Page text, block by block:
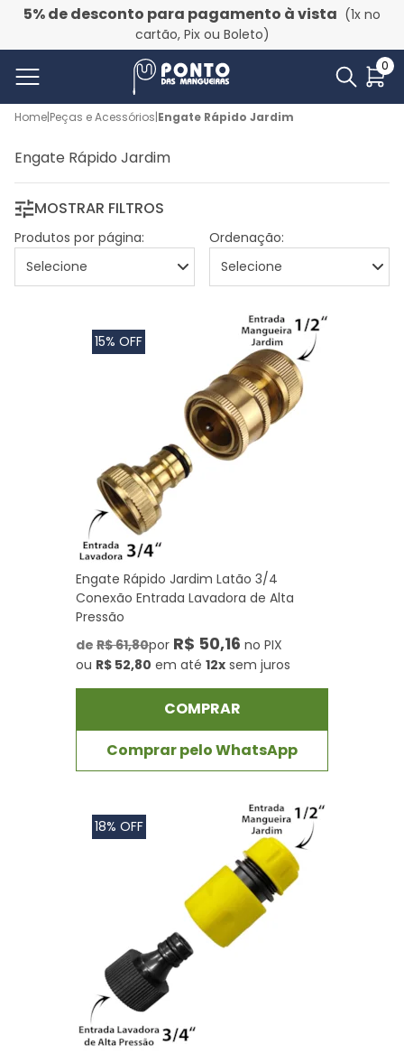
5% de desconto para pagamento à vista (1x no
cartão, Pix ou Boleto)
0
Home|Peças e Acessórios|Engate Rápido Jardim
Engate Rápido Jardim
MOSTRAR FILTROS
Produtos por página: Ordenação:
15% OFF
Engate Rápido Jardim Latão 3/4
Conexão Entrada Lavadora de Alta
Pressão
de R$ 61,80por R$ 50,16 no PIX
ou R$ 52,80 em até 12x sem juros
COMPRAR
Comprar pelo WhatsApp
18% OFF